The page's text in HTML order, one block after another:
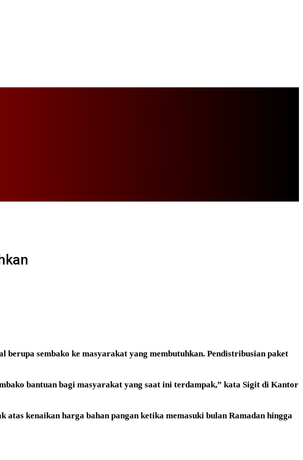
sembako ke masyarakat yang membutuhkan. Pendistribusian paket
bantuan bagi masyarakat yang saat ini terdampak,” kata Sigit di Kantor
kenaikan harga bahan pangan ketika memasuki bulan Ramadan hingga